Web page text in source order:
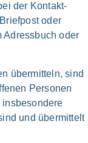
der Kontakt­
oder
Adress­buch oder
über­mit­teln, sind
Per­so­nen
und über­mittelt